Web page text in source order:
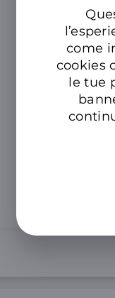
come
cookies
le tue